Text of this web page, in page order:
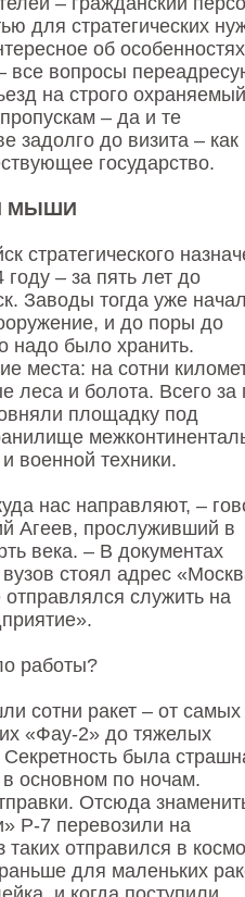
для стратегических
об особенностях
все вопросы
на строго охраняемый
– да и те
задолго до визита – как
государство.
МЫШИ
стратегического
– за пять лет до
Заводы тогда уже
и до поры до
надо было хранить.
места: на сотни
леса и болота. Всего за
площадку под
военной техники.
нас направляют, –
Агеев, прослуживший в
века. – В документах
стоял адрес
служить на
работы?
сотни ракет – от самых
«Фау-2» до тяжелых
была
основном по ночам.
Отсюда
Р-7 перевозили на
отправился в
для маленьких